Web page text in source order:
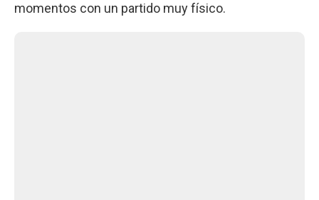
momentos con un partido muy físico.